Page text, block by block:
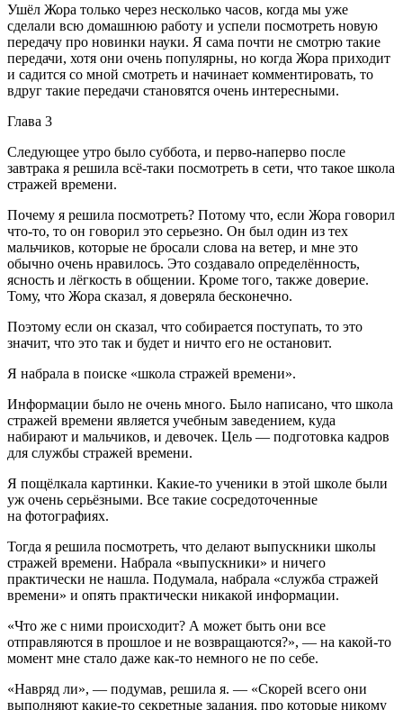
Ушёл Жора только через несколько часов, когда мы уже
сделали всю домашнюю работу и успели посмотреть новую
передачу про новинки науки. Я сама почти не смотрю такие
передачи, хотя они очень популярны, но когда Жора приходит
и садится со мной смотреть и начинает комментировать, то
вдруг такие передачи становятся очень интересными.
Глава 3
Следующее утро было суббота, и перво-наперво после
завтрака я решила всё-таки посмотреть в сети, что такое школа
стражей времени.
Почему я решила посмотреть? Потому что, если Жора говорил
что-то, то он говорил это серьезно. Он был один из тех
мальчиков, которые не бросали слова на ветер, и мне это
обычно очень нравилось. Это создавало определённость,
ясность и лёгкость в общении. Кроме того, также доверие.
Тому, что Жора сказал, я доверяла бесконечно.
Поэтому если он сказал, что собирается поступать, то это
значит, что это так и будет и ничто его не остановит.
Я набрала в поиске «школа стражей времени».
Информации было не очень много. Было написано, что школа
стражей времени является учебным заведением, куда
набирают и мальчиков, и девочек. Цель — подготовка кадров
для службы стражей времени.
Я пощёлкала картинки. Какие-то ученики в этой школе были
уж очень серьёзными. Все такие сосредоточенные
на фотографиях.
Тогда я решила посмотреть, что делают выпускники школы
стражей времени. Набрала «выпускники» и ничего
практически не нашла. Подумала, набрала «служба стражей
времени» и опять практически никакой информации.
«Что же с ними происходит? А может быть они все
отправляются в прошлое и не возвращаются?», — на какой-то
момент мне стало даже как-то немного не по себе.
«Навряд ли», — подумав, решила я. — «Скорей всего они
выполняют какие-то секретные задания, про которые никому